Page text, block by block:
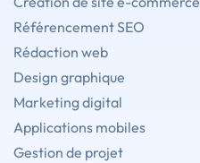
Référencement SEO
Rédaction web
Design graphique
Marketing digital
Applications mobiles
Gestion de projet